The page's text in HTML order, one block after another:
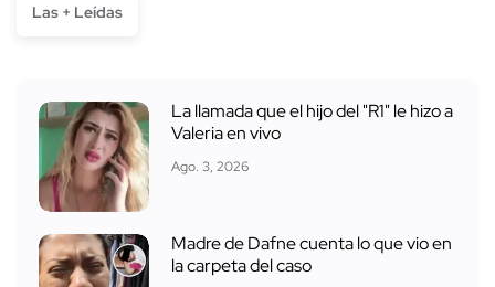
Las + Leídas
La llamada que el hijo del "R1" le hizo a
Valeria en vivo
Ago. 3, 2026
Madre de Dafne cuenta lo que vio en
la carpeta del caso